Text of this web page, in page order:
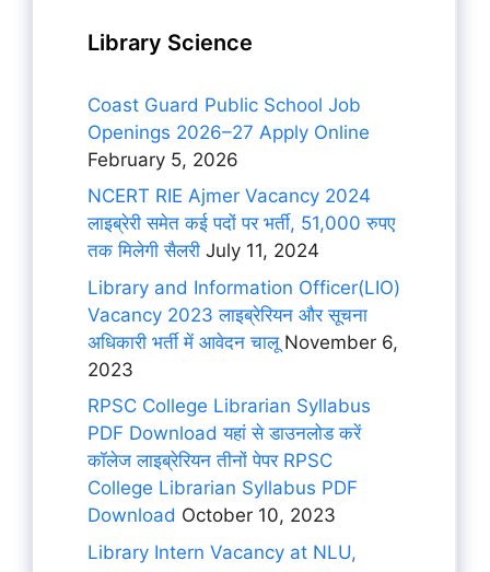
Library Science
Coast Guard Public School Job
Openings 2026–27 Apply Online
February 5, 2026
NCERT RIE Ajmer Vacancy 2024
लाइब्रेरी समेत कई पदों पर भर्ती, 51,000 रुपए
तक मिलेगी सैलरी July 11, 2024
Library and Information Officer(LIO)
Vacancy 2023 लाइब्रेरियन और सूचना
अधिकारी भर्ती में आवेदन चालूNovember 6,
2023
RPSC College Librarian Syllabus
PDF Download यहां से डाउनलोड करें
कॉलेज लाइब्रेरियन तीनों पेपर RPSC
College Librarian Syllabus PDF
Download October 10, 2023
Library Intern Vacancy at NLU,